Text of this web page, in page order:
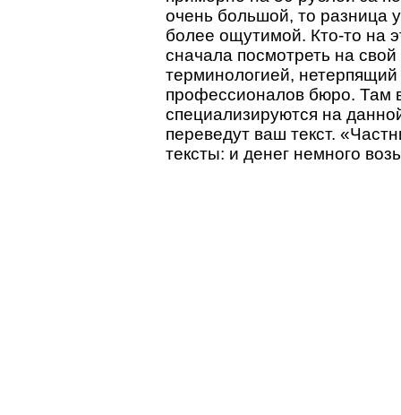
очень большой, то разница
более ощутимой. Кто-то на
сначала посмотреть на
терминологией,
профессионалов бюро. Там
специализируются на
переведут ваш текст.
тексты: и денег немного